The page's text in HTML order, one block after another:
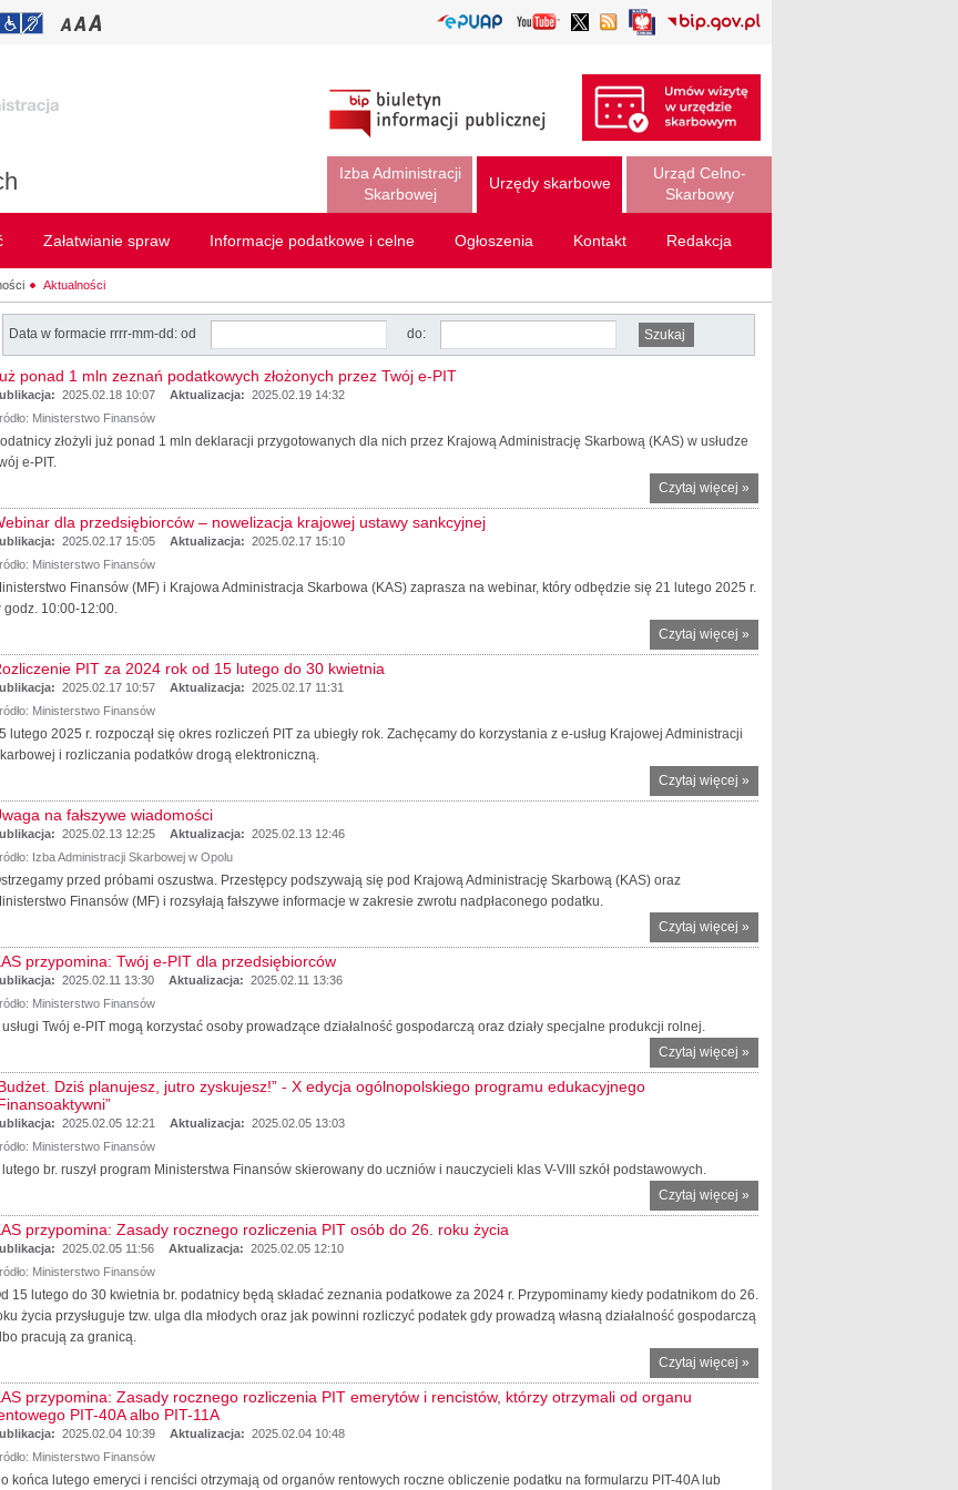
Izba Administracji
Skarbowej
Urzędy skarbowe
Urząd Celno-
Skarbowy
Załatwianie spraw Informacje podatkowe i celne Ogłoszenia Kontakt Redakcja
Aktualności
Data w formacie rrrr-mm-dd: od do:
ponad 1 mln zeznań podatkowych złożonych przez Twój e-PIT
2025.02.18 10:07 Aktualizacja: 2025.02.19 14:32
Ministerstwo Finansów
złożyli już ponad 1 mln deklaracji przygotowanych dla nich przez Krajową Administrację Skarbową (KAS) w usłudze
e-PIT.
Czytaj więcej o Już ponad
1 mln
przez Twój e-
»
dla przedsiębiorców – nowelizacja krajowej ustawy sankcyjnej
2025.02.17 15:05 Aktualizacja: 2025.02.17 15:10
Ministerstwo Finansów
Finansów (MF) i Krajowa Administracja Skarbowa (KAS) zaprasza na webinar, który odbędzie się 21 lutego 2025 r.
godz. 10:00-12:00.
Czytaj więcej o Webinar dla
przedsiębiorców
»
PIT za 2024 rok od 15 lutego do 30 kwietnia
2025.02.17 10:57 Aktualizacja: 2025.02.17 11:31
Ministerstwo Finansów
lutego 2025 r. rozpoczął się okres rozliczeń PIT za ubiegły rok. Zachęcamy do korzystania z e-usług Krajowej Administracji
i rozliczania podatków drogą elektroniczną.
Czytaj więcej o
Rozliczenie
»
na fałszywe wiadomości
2025.02.13 12:25 Aktualizacja: 2025.02.13 12:46
Izba Administracji Skarbowej w Opolu
przed próbami oszustwa. Przestępcy podszywają się pod Krajową Administrację Skarbową (KAS) oraz
Finansów (MF) i rozsyłają fałszywe informacje w zakresie zwrotu nadpłaconego podatku.
Czytaj więcej o Uwaga
na fałszywe
»
przypomina: Twój e-PIT dla przedsiębiorców
2025.02.11 13:30 Aktualizacja: 2025.02.11 13:36
Ministerstwo Finansów
usługi Twój e-PIT mogą korzystać osoby prowadzące działalność gospodarczą oraz działy specjalne produkcji rolnej.
Czytaj więcej o KAS
przypomina:
»
Dziś planujesz, jutro zyskujesz!” - X edycja ogólnopolskiego programu edukacyjnego
2025.02.05 12:21 Aktualizacja: 2025.02.05 13:03
Ministerstwo Finansów
br. ruszył program Ministerstwa Finansów skierowany do uczniów i nauczycieli klas V-VIII szkół podstawowych.
Czytaj więcej o „Budżet. Dziś
planujesz, jutro
programu
edukacyjnego
»
przypomina: Zasady rocznego rozliczenia PIT osób do 26. roku życia
2025.02.05 11:56 Aktualizacja: 2025.02.05 12:10
Ministerstwo Finansów
15 lutego do 30 kwietnia br. podatnicy będą składać zeznania podatkowe za 2024 r. Przypominamy kiedy podatnikom do 26.
życia przysługuje tzw. ulga dla młodych oraz jak powinni rozliczyć podatek gdy prowadzą własną działalność gospodarczą
pracują za granicą.
Czytaj więcej o KAS
przypomina:
»
przypomina: Zasady rocznego rozliczenia PIT emerytów i rencistów, którzy otrzymali od organu
PIT-40A albo PIT-11A
2025.02.04 10:39 Aktualizacja: 2025.02.04 10:48
Ministerstwo Finansów
końca lutego emeryci i renciści otrzymają od organów rentowych roczne obliczenie podatku na formularzu PIT-40A lub